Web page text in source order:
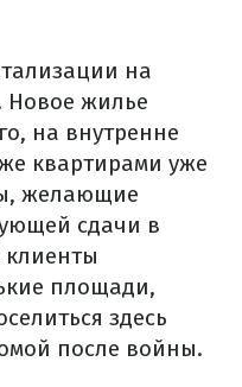
на
Новое жилье
на внутренне
квартирами уже
желающие
сдачи в
площади,
здесь
после войны.